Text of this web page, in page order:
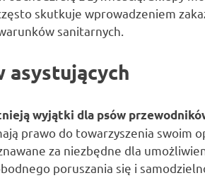
skutkuje wprowadzeniem
sanitarnych.
asystujących
wyjątki dla psów
prawo do towarzyszenia swoim
za niezbędne dla
poruszania się i